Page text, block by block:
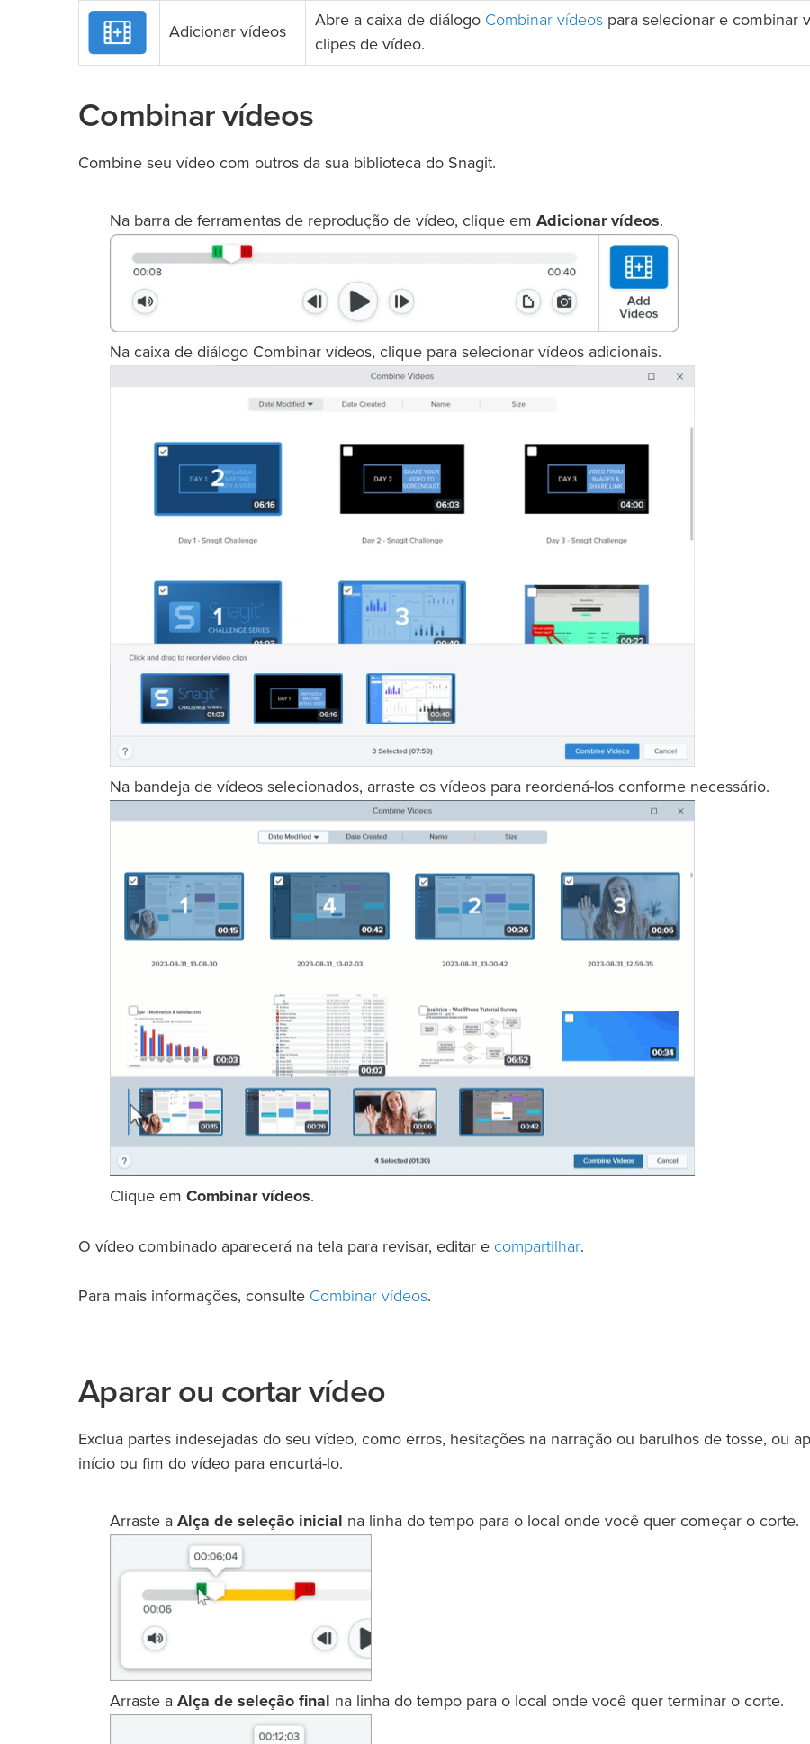
Adicionar vídeos
Abre a caixa de diálogo Combinar vídeos para selecionar e combinar
clipes de vídeo.
Combinar vídeos
Combine seu vídeo com outros da sua biblioteca do Snagit.
Na barra de ferramentas de reprodução de vídeo, clique em Adicionar vídeos.
Na caixa de diálogo Combinar vídeos, clique para selecionar vídeos adicionais.
Na bandeja de vídeos selecionados, arraste os vídeos para reordená-los conforme necessário.
Clique em Combinar vídeos.
O vídeo combinado aparecerá na tela para revisar, editar e compartilhar.
Para mais informações, consulte Combinar vídeos.
Aparar ou cortar vídeo
Exclua partes indesejadas do seu vídeo, como erros, hesitações na narração ou barulhos de tosse, ou
início ou fim do vídeo para encurtá-lo.
Arraste a Alça de seleção inicial na linha do tempo para o local onde você quer começar o corte.
Arraste a Alça de seleção final na linha do tempo para o local onde você quer terminar o corte.